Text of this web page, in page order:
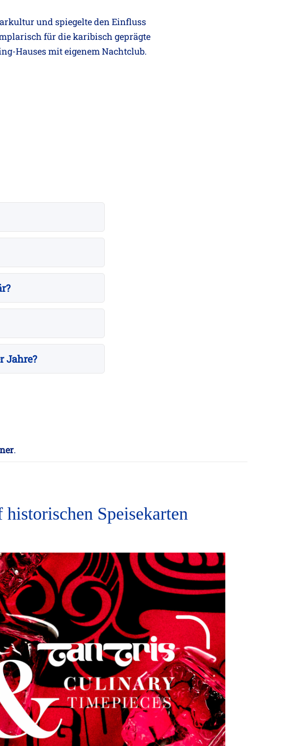
und spiegelte den Einfluss
für die karibisch geprägte
Hauses mit eigenem Nachtclub.
Jahre?
.
Speisekarten